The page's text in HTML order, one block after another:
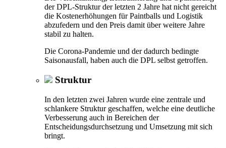
der DPL-Struktur der letzten 2 Jahre hat nicht gereicht
die Kostenerhöhungen für Paintballs und Logistik
abzufedern und den Preis damit über weitere Jahre
stabil zu halten.
Die Corona-Pandemie und der dadurch bedingte
Saisonausfall, haben auch die DPL selbst getroffen.
Struktur
In den letzten zwei Jahren wurde eine zentrale und
schlankere Struktur geschaffen, welche eine deutliche
Verbesserung auch in Bereichen der
Entscheidungsdurchsetzung und Umsetzung mit sich
bringt.